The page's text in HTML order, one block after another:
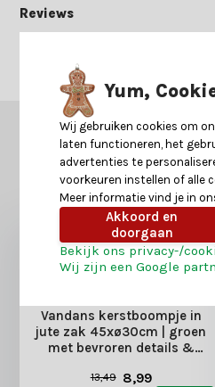
Reviews
GERELATEERDE PRODUCTEN
Misschien is dit ook iets
Vandans kerstboompje in
jute zak 45xø30cm | groen
met bevroren details &
13,49 8,99
Yum,
Wij gebruiken cookies om
laten functioneren, het
advertenties te
voorkeuren instellen of alle
Meer informatie vind je in
Akkoord en
doorgaan
Bekijk ons privacy-/
Wij zijn een Google